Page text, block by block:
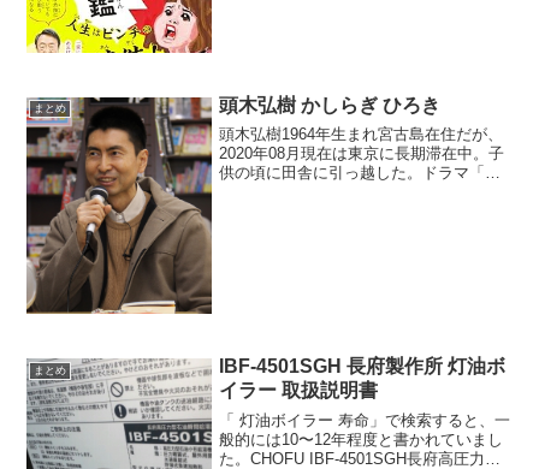
まとめ 頭木弘樹 かしらぎ ひろき
頭木弘樹1964年生まれ宮古島在住だが、
2020年08月現在は東京に長期滞在中。子
供の頃に田舎に引っ越した。ドラマ「北
まとめ
IBF-4501SGH 長府製作所 灯油ボ
イラー 取扱説明書
「 灯油ボイラー 寿命」で検索すると、一
般的には10〜12年程度と書かれていまし
た。CHOFU IBF-4501SGH長府高圧力型